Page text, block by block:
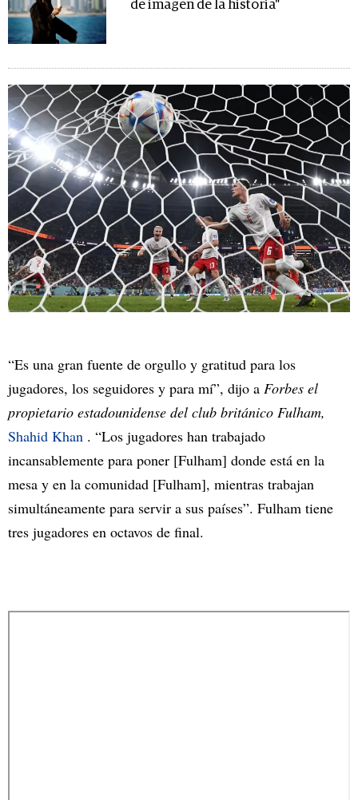
de imagen de la historia"
“Es una gran fuente de orgullo y gratitud para los
jugadores, los seguidores y para mí”, dijo a Forbes el
propietario estadounidense del club británico Fulham,
Shahid Khan . “Los jugadores han trabajado
incansablemente para poner [Fulham] donde está en la
mesa y en la comunidad [Fulham], mientras trabajan
simultáneamente para servir a sus países”. Fulham tiene
tres jugadores en octavos de final.